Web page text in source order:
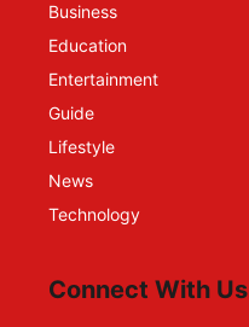
Business
Education
Entertainment
Guide
Lifestyle
News
Technology
Connect With Us